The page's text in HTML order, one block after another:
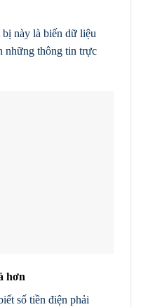
này là biến dữ liệu
những thông tin trực
hơn
số tiền điện phải